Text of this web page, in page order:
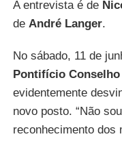
A entrevista é de
de André Langer.
No sábado, 11 de
Pontifício
evidentemente
novo posto. “Não
reconhecimento dos